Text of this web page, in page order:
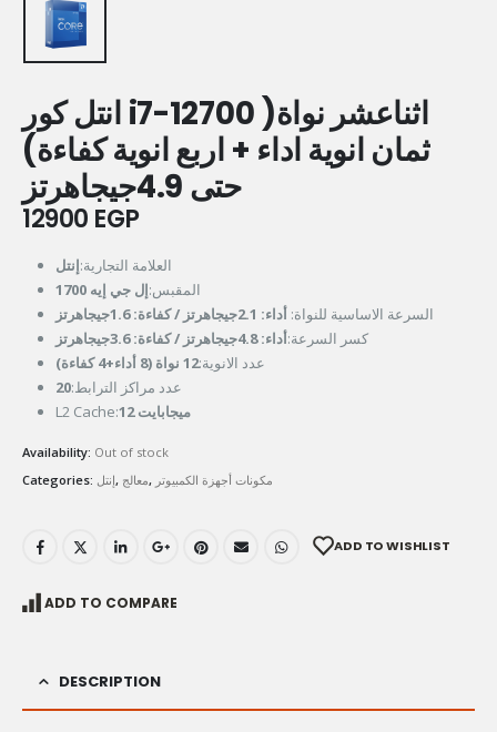
انتل كور i7-12700 اثناعشر نواة(
ثمان انوية اداء + اربع انوية كفاءة)
حتى 4.9جيجاهرتز
12900 EGP
العلامة التجارية:إنتل
المقبس:إل جي إيه 1700
السرعة الاساسية للنواة:أداء: 2.1جيجاهرتز / كفاءة: 1.6جيجاهرتز
كسر السرعة:أداء: 4.8جيجاهرتز / كفاءة: 3.6جيجاهرتز
عدد الانوية:12 نواة (8 أداء+4 كفاءة)
عدد مراكز الترابط:20
L2 Cache:
12 ميجابايت
Availability: Out of stock
Categories: إنتل, معالج, مكونات أجهزة الكمبيوتر
ADD TO WISHLIST
ADD TO COMPARE
DESCRIPTION